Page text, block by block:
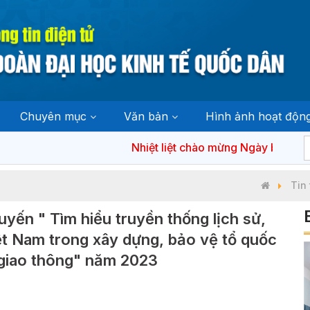
Chuyên mục Văn bản Hình ảnh hoạt
Nhiệt liệt chào mừng Ngày bầu cử
Tin
" Tìm hiểu truyền thống lịch sử,
Nam trong xây dựng, bảo vệ tổ quốc
thông" năm 2023